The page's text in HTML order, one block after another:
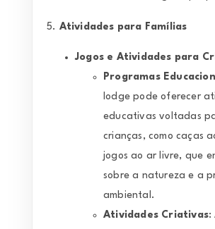
5. Atividades para Famílias
Jogos e Atividades para
Programas
lodge pode oferecer
educativas voltadas
crianças, como caças
jogos ao ar livre, que
sobre a natureza e a
ambiental.
Atividades Criativas: